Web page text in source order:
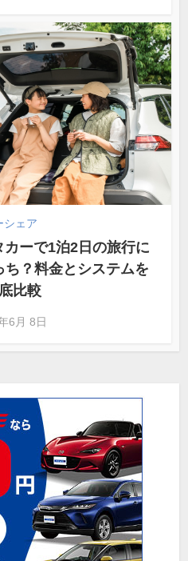
シェア
ーで1泊2日の旅行に
ち？料金とシステムを
比較
6月 8日